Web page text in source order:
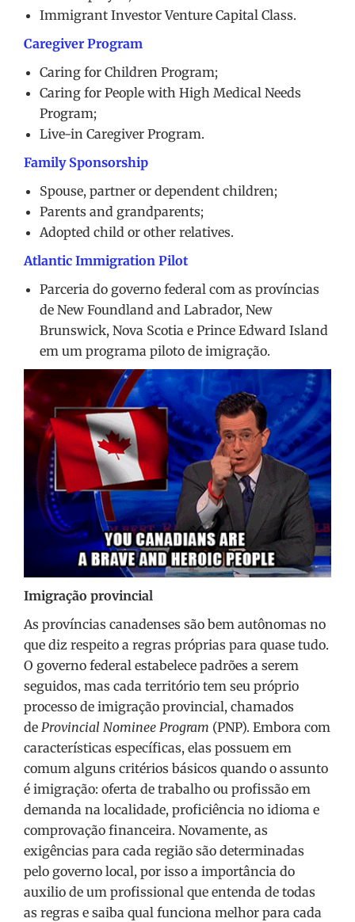
Immigrant Investor Venture Capital Class.
Caregiver Program
Caring for Children Program;
Caring for People with High Medical Needs
Program;
Live-in Caregiver Program.
Family Sponsorship
Spouse, partner or dependent children;
Parents and grandparents;
Adopted child or other relatives.
Atlantic Immigration Pilot
Parceria do governo federal com as províncias
de New Foundland and Labrador, New
Brunswick, Nova Scotia e Prince Edward Island
em um programa piloto de imigração.
Imigração provincial
As províncias canadenses são bem autônomas no
que diz respeito a regras próprias para quase tudo.
O governo federal estabelece padrões a serem
seguidos, mas cada território tem seu próprio
processo de imigração provincial, chamados
de Provincial Nominee Program (PNP). Embora com
características específicas, elas possuem em
comum alguns critérios básicos quando o assunto
é imigração: oferta de trabalho ou profissão em
demanda na localidade, proficiência no idioma e
comprovação financeira. Novamente, as
exigências para cada região são determinadas
pelo governo local, por isso a importância do
auxilio de um profissional que entenda de todas
as regras e saiba qual funciona melhor para cada